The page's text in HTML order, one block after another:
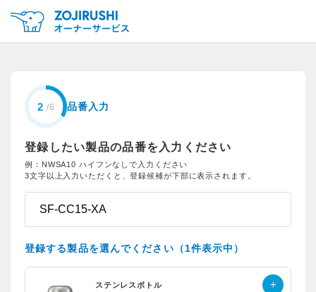
品番入力
登録したい製品の品番を入力ください
例：NWSA10 ハイフンなしで入力ください
3文字以上入力いただくと、登録候補が下部に表示されます。
登録する製品を選んでください（1件表示中）
ステンレスボトル